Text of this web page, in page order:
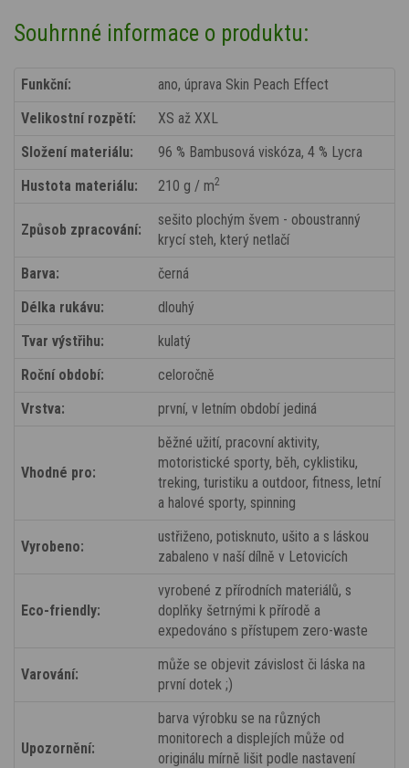
Souhrnné informace o produktu:
Funkční:
ano, úprava Skin Peach Effect
Velikostní rozpětí:
XS až XXL
Složení materiálu:
96 % Bambusová viskóza, 4 % Lycra
Hustota materiálu:
210 g / m2
Způsob zpracování:
sešito plochým švem - oboustranný
krycí steh, který netlačí
Barva:
černá
Délka rukávu:
dlouhý
Tvar výstřihu:
kulatý
Roční období:
celoročně
Vrstva:
první, v letním období jediná
Vhodné pro:
běžné užití, pracovní aktivity,
motoristické sporty, běh, cyklistiku,
treking, turistiku a outdoor, fitness, letní
a halové sporty, spinning
Vyrobeno:
ustřiženo, potisknuto, ušito a s láskou
zabaleno v naší dílně v Letovicích
Eco-friendly:
vyrobené z přírodních materiálů, s
doplňky šetrnými k přírodě a
expedováno s přístupem zero-waste
Varování:
může se objevit závislost či láska na
první dotek ;)
Upozornění:
barva výrobku se na různých
monitorech a displejích může od
originálu mírně lišit podle nastavení